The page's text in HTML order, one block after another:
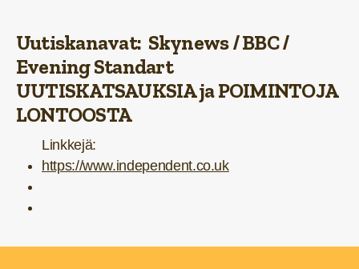
Uutiskanavat: Skynews/BBC/
Evening Standart
UUTISKATSAUKSIA ja POIMINTOJA
LONTOOSTA
Linkkejä:
https://www.independent.co.uk